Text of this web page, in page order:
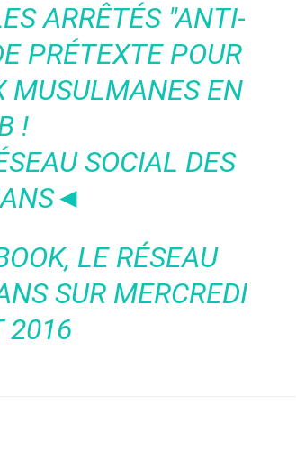
ARRÊTÉS "ANTI-
PRÉTEXTE POUR
MUSULMANES EN
!
SOCIAL DES
LE RÉSEAU
SUR MERCREDI
2016